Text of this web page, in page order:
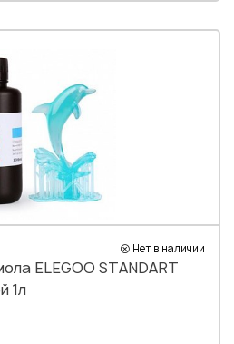
Нет в наличии
ELEGOO STANDART
1л